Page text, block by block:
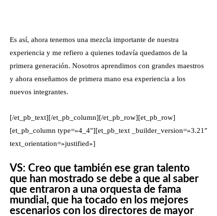
Es así, ahora tenemos una mezcla importante de nuestra
experiencia y me refiero a quienes todavía quedamos de la
primera generación. Nosotros aprendimos con grandes maestros
y ahora enseñamos de primera mano esa experiencia a los
nuevos integrantes.
[/et_pb_text][/et_pb_column][/et_pb_row][et_pb_row]
[et_pb_column type=»4_4″][et_pb_text _builder_version=»3.21″
text_orientation=»justified»]
VS: Creo que también ese gran talento
que han mostrado se debe a que al saber
que entraron a una orquesta de fama
mundial, que ha tocado en los mejores
escenarios con los directores de mayor